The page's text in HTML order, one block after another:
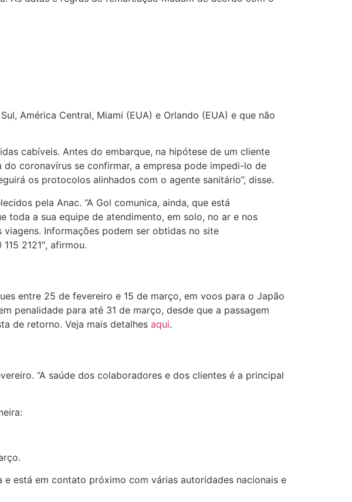
América Central, Miami (EUA) e Orlando (EUA) e que não
cabíveis. Antes do embarque, na hipótese de um cliente
coronavírus se confirmar, a empresa pode impedi-lo de
os protocolos alinhados com o agente sanitário”, disse.
pela Anac. “A Gol comunica, ainda, que está
toda a sua equipe de atendimento, em solo, no ar e nos
Informações podem ser obtidas no site
2121″, afirmou.
entre 25 de fevereiro e 15 de março, em voos para o Japão
penalidade para até 31 de março, desde que a passagem
de retorno. Veja mais detalhes aqui.
“A saúde dos colaboradores e dos clientes é a principal
está em contato próximo com várias autoridades nacionais e